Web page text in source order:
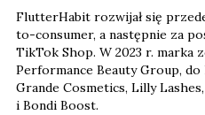
FlutterHabit rozwijał się
to-consumer, a następnie za
TikTok Shop. W 2023 r. marka
Performance Beauty Group,
Grande Cosmetics, Lilly
i Bondi Boost.